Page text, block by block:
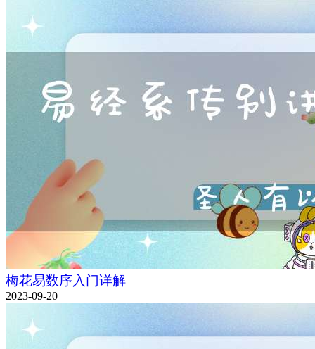
梅花易数序入门详解
2023-09-20